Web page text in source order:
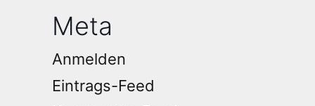
Meta
Anmelden
Eintrags-Feed